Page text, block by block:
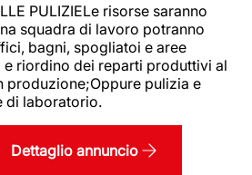
PULIZIELe risorse saranno
squadra di lavoro potranno
bagni, spogliatoi e aree
riordino dei reparti produttivi al
produzione;Oppure pulizia e
di laboratorio.
Dettaglio annuncio